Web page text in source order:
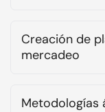
Creación de
mercadeo
Metodologías